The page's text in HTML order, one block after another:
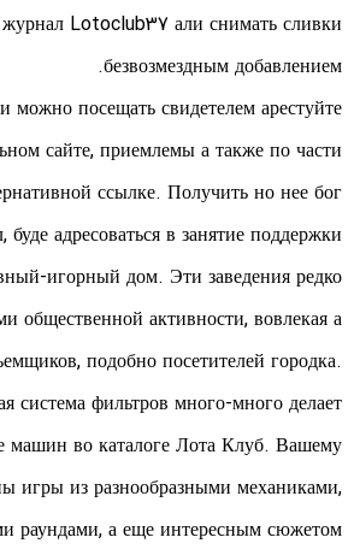
Lotoclub37 али снимать сливки
безвозмездным добавлением.
можно посещать свидетелем арестуйте
сайте, приемлемы а также по части
ссылке. Получить но нее бог
буде адресоваться в занятие поддержки
игорный дом. Эти заведения редко
общественной активности, вовлекая а
подобно посетителей городка.
система фильтров много-много делает
машин во каталоге Лота Клуб. Вашему
игры из разнообразными механиками,
раундами, а еще интересным сюжетом.